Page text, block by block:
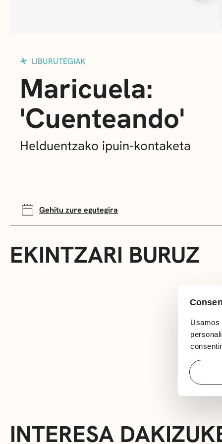
Usamos
LIBURUTEGIAK
Maricuela:
'Cuenteando'
Helduentzako ipuin-kontaketa
Gehitu zure egutegira
EKINTZARI BURUZ
INTERESA